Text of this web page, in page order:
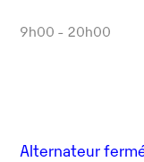
9h00 - 20h00
Alternateur